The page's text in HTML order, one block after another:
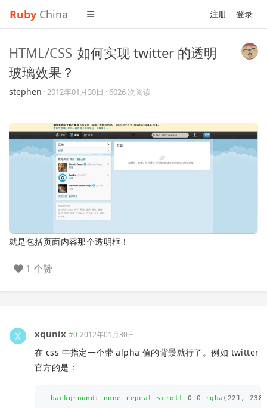
Ruby China 注册 登录
HTML/CSS 如何实现 twitter 的透明
玻璃效果？
stephen ·2012年01月30日 · 6026 次阅读
就是包括页面内容那个透明框！
1 个赞
xqunix #0 2012年01月30日
在 css 中指定一个带 alpha 值的背景就行了。例如 twitter
官方的是：
background : none repeat scroll 0 0 rgba ( 221 , 238